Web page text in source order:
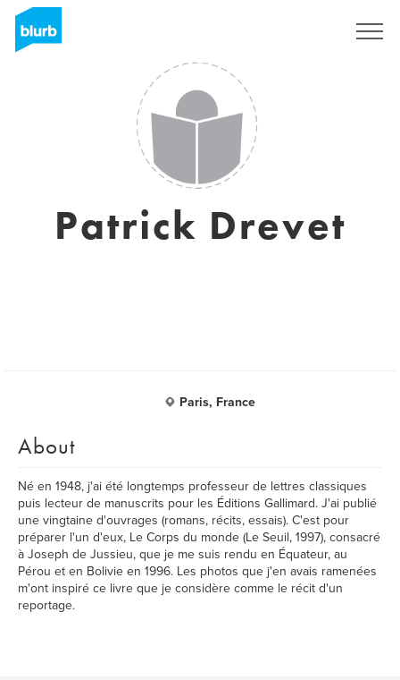
Patrick Drevet
Paris, France
About
Né en 1948, j'ai été longtemps professeur de lettres classiques
puis lecteur de manuscrits pour les Éditions Gallimard. J'ai publié
une vingtaine d'ouvrages (romans, récits, essais). C'est pour
préparer l'un d'eux, Le Corps du monde (Le Seuil, 1997), consacré
à Joseph de Jussieu, que je me suis rendu en Équateur, au
Pérou et en Bolivie en 1996. Les photos que j'en avais ramenées
m'ont inspiré ce livre que je considère comme le récit d'un
reportage.